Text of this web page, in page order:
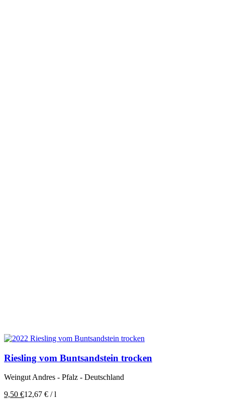
Riesling vom Buntsandstein trocken
Weingut Andres - Pfalz - Deutschland
9,50 €12,67 € /l